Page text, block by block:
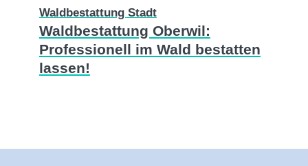
Waldbestattung Stadt
Waldbestattung Oberwil:
Professionell im Wald bestatten
lassen!